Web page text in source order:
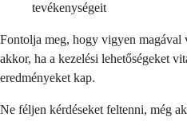
tevékenységeit
Fontolja meg, hogy vigyen
akkor, ha a kezelési lehetőségeket
eredményeket kap.
Ne féljen kérdéseket feltenni, még